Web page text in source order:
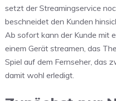
setzt der Streamingservice
beschneidet den Kunden
Ab sofort kann der Kunde mit
einem Gerät streamen, das
Spiel auf dem Fernseher, das
damit wohl erledigt.